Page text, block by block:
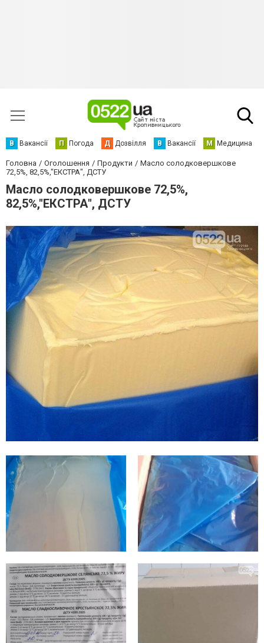
В Вакансії П Погода Д Дозвілля В Вакансії М Медицина
Головна Оголошення Продукти
Масло солодковершкове
72,5%, 82,5%,"ЕКСТРА", ДСТУ
Масло солодковершкове 72,5%,
82,5%,"ЕКСТРА", ДСТУ